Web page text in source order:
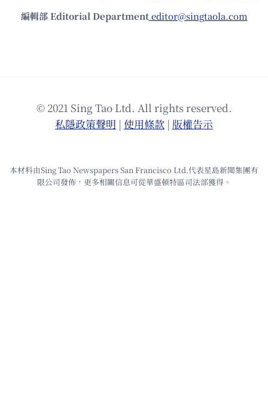
編輯部 Editorial Department editor@singtaola.com
© 2021 Sing Tao Ltd. All rights reserved.
私隱政策聲明 | 使⽤條款 | 版權告⽰
本材料由Sing Tao Newspapers San Francisco Ltd.代表星島新聞集團有
限公司發佈，更多相關信息可從華盛頓特區司法部獲得。